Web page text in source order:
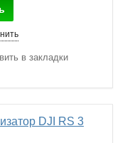
в закладки
DJI RS 3